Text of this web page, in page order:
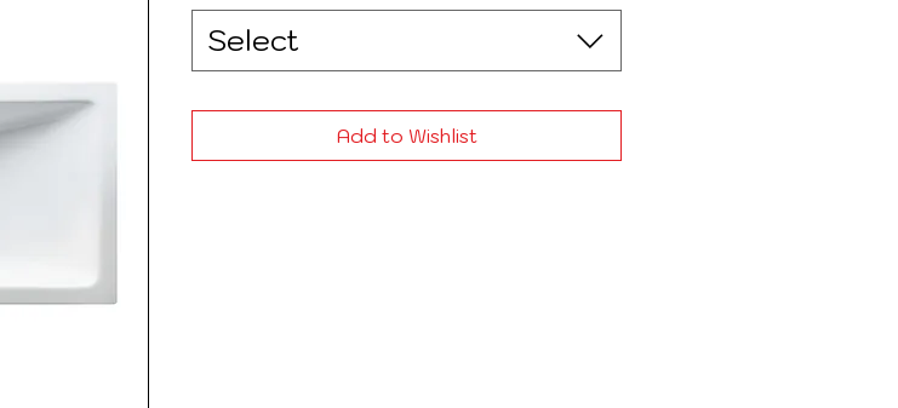
Select
Add to Wishlist